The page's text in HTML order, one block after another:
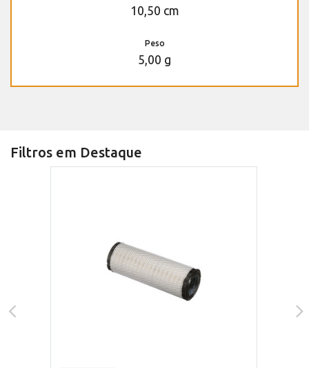
10,50 cm
Peso
5,00 g
Filtros em Destaque